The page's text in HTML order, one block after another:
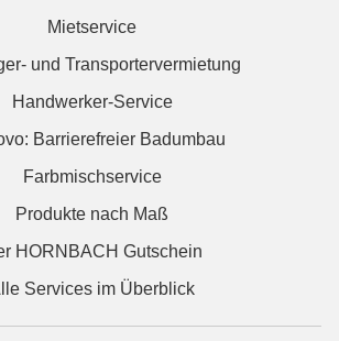
Mietservice
und Transportervermietung
Handwerker-Service
Barrierefreier Badumbau
Farbmischservice
Produkte nach Maß
HORNBACH Gutschein
Services im Überblick